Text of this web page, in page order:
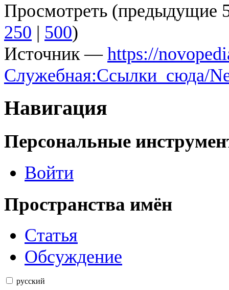
Просмотреть (предыдущие
250 | 500)
Источник — https://
Служебная:Ссылки_сюда/
Навигация
Персональные
Войти
Пространства имён
Статья
Обсуждение
русский